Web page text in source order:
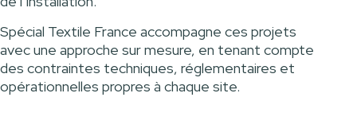
Spécial Textile France accompagne ces projets
avec une approche sur mesure, en tenant compte
des contraintes techniques, réglementaires et
opérationnelles propres à chaque site.